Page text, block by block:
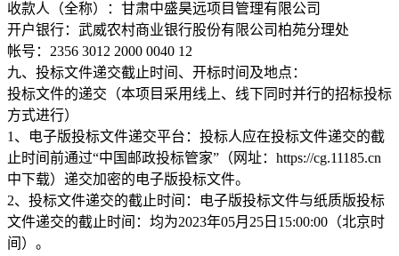
收款人（全称）：甘肃中盛昊远项目管理有限公司
开户银行：武威农村商业银行股份有限公司柏苑分理处
帐号：2356 3012 2000 0040 12
九、投标文件递交截止时间、开标时间及地点：
投标文件的递交（本项目采用线上、线下同时并行的招标投标
方式进行）
1、电子版投标文件递交平台：投标人应在投标文件递交的截
止时间前通过“中国邮政投标管家”（网址：https://cg.11185.cn
中下载）递交加密的电子版投标文件。
2、投标文件递交的截止时间：电子版投标文件与纸质版投标
文件递交的截止时间：均为2023年05月25日15:00:00（北京时
间）。